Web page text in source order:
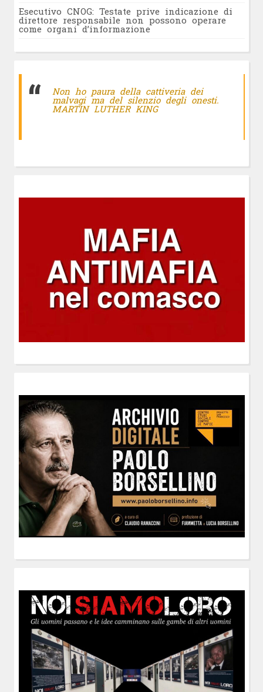
Esecutivo CNOG: Testate prive indicazione di
direttore responsabile non possono operare
come organi d’informazione
Non ho paura della cattiveria dei
malvagi ma del silenzio degli onesti.
MARTIN LUTHER KING